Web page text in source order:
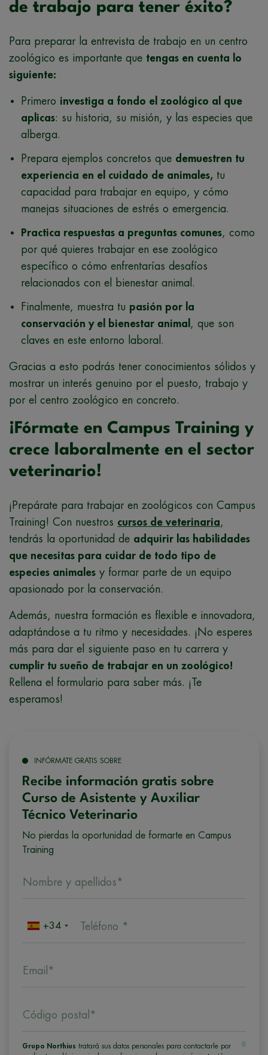
de trabajo para tener éxito?
Para preparar la entrevista de trabajo en un centro
zoológico es importante que tengas en cuenta lo
siguiente:
Primero investiga a fondo el zoológico al que
aplicas: su historia, su misión, y las especies que
alberga.
Prepara ejemplos concretos que demuestren tu
experiencia en el cuidado de animales, tu
capacidad para trabajar en equipo, y cómo
manejas situaciones de estrés o emergencia.
Practica respuestas a preguntas comunes, como
por qué quieres trabajar en ese zoológico
específico o cómo enfrentarías desafíos
relacionados con el bienestar animal.
Finalmente, muestra tu pasión por la
conservación y el bienestar animal , que son
claves en este entorno laboral.
Gracias a esto podrás tener conocimientos sólidos y
mostrar un interés genuino por el puesto, trabajo y
por el centro zoológico en concreto.
¡Fórmate en Campus Training y
crece laboralmente en el sector
veterinario!
¡Prepárate para trabajar en zoológicos con Campus
Training! Con nuestros cursos de veterinaria,
tendrás la oportunidad de adquirir las habilidades
que necesitas para cuidar de todo tipo de
especies animales y formar parte de un equipo
apasionado por la conservación.
Además, nuestra formación es flexible e innovadora,
adaptándose a tu ritmo y necesidades. ¡No esperes
más para dar el siguiente paso en tu carrera y
cumplir tu sueño de trabajar en un zoológico!
Rellena el formulario para saber más. ¡Te
esperamos!
INFÓRMATE GRATIS SOBRE
Recibe información gratis sobre
Curso de Asistente y Auxiliar
Técnico Veterinario
No pierdas la oportunidad de formarte en Campus
Training
Nombre y apellidos*
+34 Teléfono *
Email*
Código postal*
Grupo Northius tratará sus datos personales para contactarle por